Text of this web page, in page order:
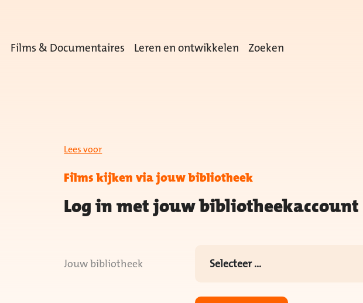
Films & Documentaires Leren en ontwikkelen Zoeken
Lees voor
Films kijken via jouw bibliotheek
Log in met jouw bibliotheekaccount
Jouw bibliotheek